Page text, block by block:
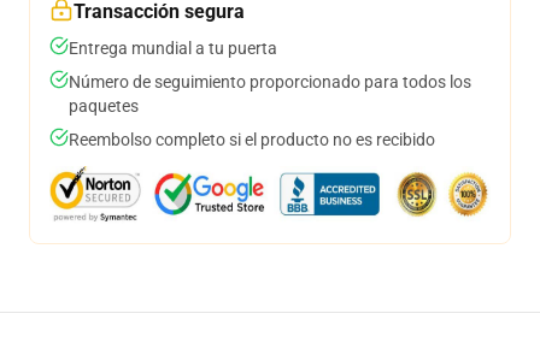
Transacción segura
Entrega mundial a tu puerta
Número de seguimiento proporcionado para todos los
paquetes
Reembolso completo si el producto no es recibido